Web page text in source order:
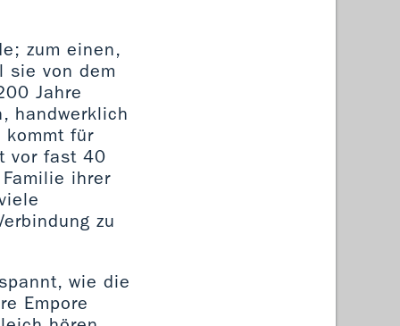
zum einen,
sie von dem
Jahre
handwerklich
kommt für
vor fast 40
ihrer
zu
wie die
Empore